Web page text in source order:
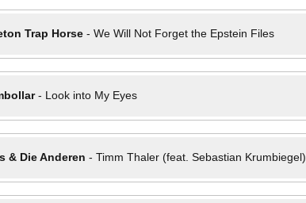
Trap Horse- We Will Not Forget the Epstein Files
- Look into My Eyes
& Die Anderen - Timm Thaler (feat. Sebastian Krumbiegel)